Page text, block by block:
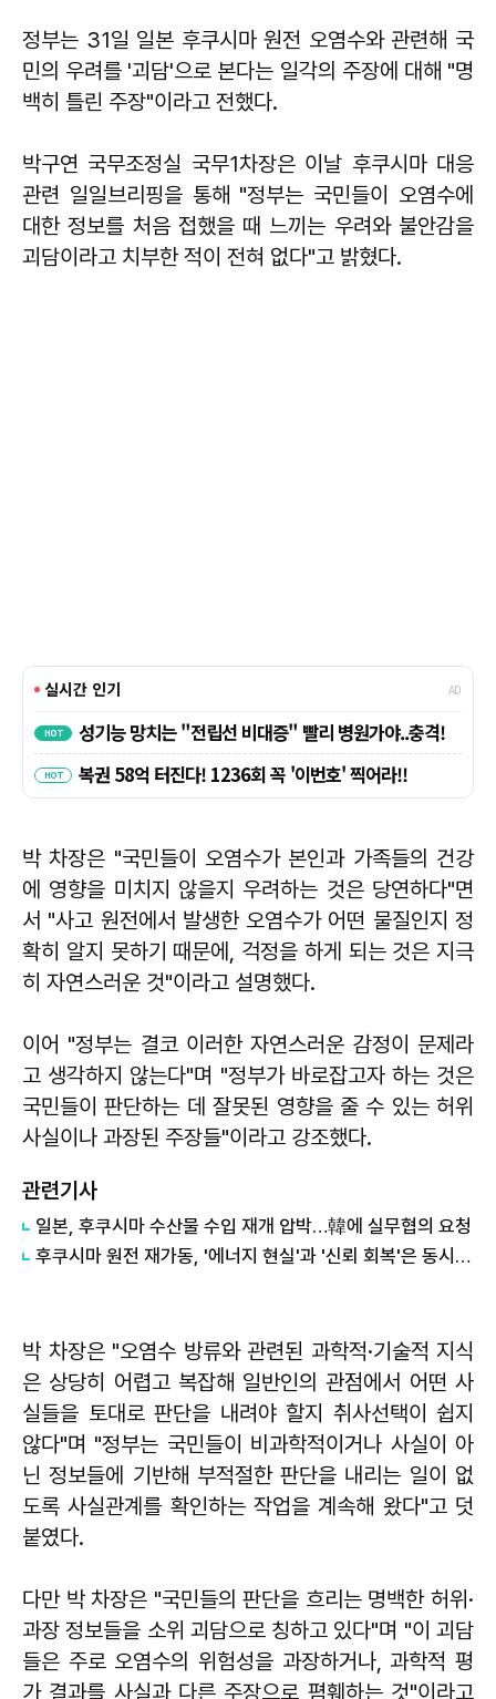
정부는 31일 일본 후쿠시마 원전 오염수와 관련해 국
민의 우려를 '괴담'으로 본다는 일각의 주장에 대해 "명
백히 틀린 주장"이라고 전했다.
박구연 국무조정실 국무1차장은 이날 후쿠시마 대응
관련 일일브리핑을 통해 "정부는 국민들이 오염수에
대한 정보를 처음 접했을 때 느끼는 우려와 불안감을
괴담이라고 치부한 적이 전혀 없다"고 밝혔다.
박 차장은 "국민들이 오염수가 본인과 가족들의 건강
에 영향을 미치지 않을지 우려하는 것은 당연하다"면
서 "사고 원전에서 발생한 오염수가 어떤 물질인지 정
확히 알지 못하기 때문에, 걱정을 하게 되는 것은 지극
히 자연스러운 것"이라고 설명했다.
이어 "정부는 결코 이러한 자연스러운 감정이 문제라
고 생각하지 않는다"며 "정부가 바로잡고자 하는 것은
국민들이 판단하는 데 잘못된 영향을 줄 수 있는 허위
사실이나 과장된 주장들"이라고 강조했다.
관련기사
일본, 후쿠시마 수산물 수입 재개 압박…韓에 실무협의 요청
후쿠시마 원전 재가동, '에너지 현실'과 '신뢰 회복'은 동시에 가야 한다
박 차장은 "오염수 방류와 관련된 과학적·기술적 지식
은 상당히 어렵고 복잡해 일반인의 관점에서 어떤 사
실들을 토대로 판단을 내려야 할지 취사선택이 쉽지
않다"며 "정부는 국민들이 비과학적이거나 사실이 아
닌 정보들에 기반해 부적절한 판단을 내리는 일이 없
도록 사실관계를 확인하는 작업을 계속해 왔다"고 덧
붙였다.
다만 박 차장은 "국민들의 판단을 흐리는 명백한 허위·
과장 정보들을 소위 괴담으로 칭하고 있다"며 "이 괴담
들은 주로 오염수의 위험성을 과장하거나, 과학적 평
가 결과를 사실과 다른 주장으로 폄훼하는 것"이라고